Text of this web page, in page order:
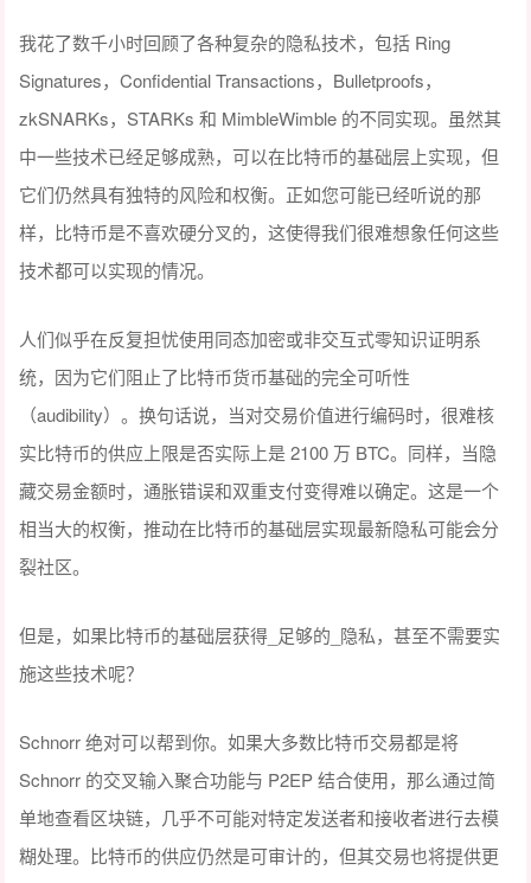
我花了数千小时回顾了各种复杂的隐私技术，包括 Ring
Signatures，Confidential Transactions，Bulletproofs，
zkSNARKs，STARKs 和 MimbleWimble 的不同实现。虽然其
中一些技术已经足够成熟，可以在比特币的基础层上实现，但
它们仍然具有独特的风险和权衡。正如您可能已经听说的那
样，比特币是不喜欢硬分叉的，这使得我们很难想象任何这些
技术都可以实现的情况。
人们似乎在反复担忧使用同态加密或非交互式零知识证明系
统，因为它们阻止了比特币货币基础的完全可听性
（audibility）。换句话说，当对交易价值进行编码时，很难核
实比特币的供应上限是否实际上是 2100 万 BTC。同样，当隐
藏交易金额时，通胀错误和双重支付变得难以确定。这是一个
相当大的权衡，推动在比特币的基础层实现最新隐私可能会分
裂社区。
但是，如果比特币的基础层获得_足够的_隐私，甚至不需要实
施这些技术呢？
Schnorr 绝对可以帮到你。如果大多数比特币交易都是将
Schnorr 的交叉输入聚合功能与 P2EP 结合使用，那么通过简
单地查看区块链，几乎不可能对特定发送者和接收者进行去模
糊处理。比特币的供应仍然是可审计的，但其交易也将提供更